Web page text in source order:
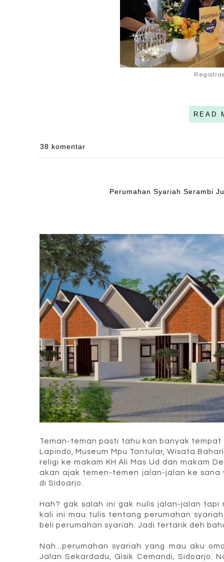
READ
38 komentar
Perumahan Syariah Serambi
Teman-teman pasti tahu kan banyak tempat
Lapindo, Museum Mpu Tantular, Wisata
religi ke makam KH Ali Mas Ud dan makam
akan ajak temen-temen jalan-jalan ke sana
di Sidoarjo.
Hah? gak salah ini gak nulis jalan-jalan tapi
kali ini mau tulis tentang perumahan
beli perumahan syariah. Jadi tertarik deh
Nah...perumahan syariah yang mau aku
Jalan Sekardadu, Gisik Cemandi, Sidoarjo.